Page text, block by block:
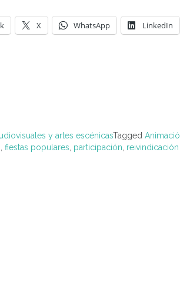
X WhatsApp LinkedIn
y artes escénicasTagged
fiestas populares participación reivindicación